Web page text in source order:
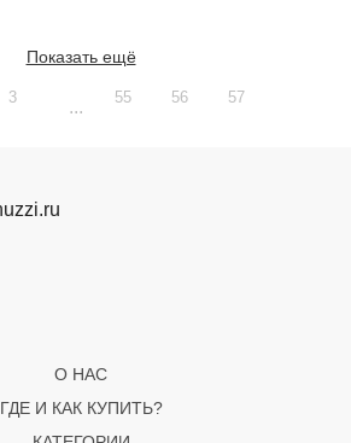
Показать ещё
3 ... 55 56 57
О НАС
ГДЕ И КАК КУПИТЬ?